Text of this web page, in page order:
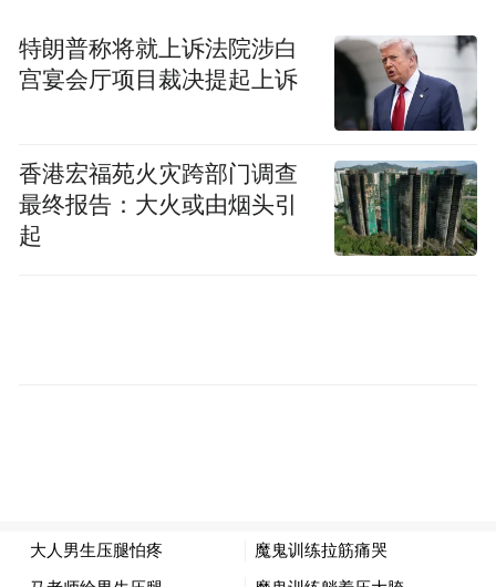
特朗普称将就上诉法院涉白
宫宴会厅项目裁决提起上诉
香港宏福苑火灾跨部门调查
最终报告：大火或由烟头引
起